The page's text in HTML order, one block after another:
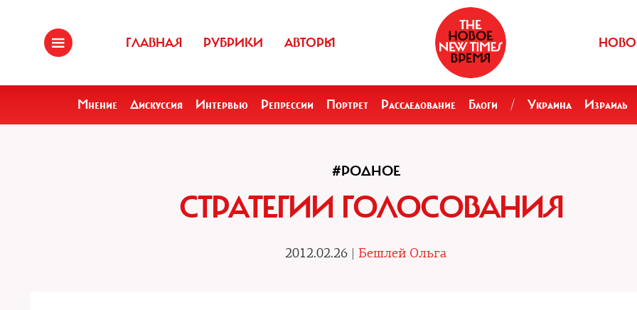
ГЛАВНАЯ РУБРИКИ АВТОРЫ
Мнение Дискуссия Интервью Репрессии Портрет Расследование Блоги / Украина Израиль
#РОДНОЕ
СТРАТЕГИИ ГОЛОСОВАНИЯ
2012.02.26 | Бешлей Ольга